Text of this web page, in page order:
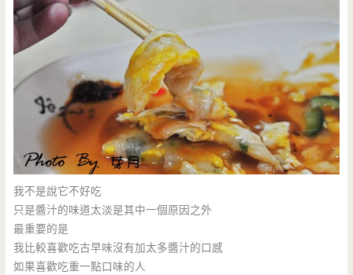
我不是說它不好吃
只是醬汁的味道太淡是其中一個原因之外
最重要的是
我比較喜歡吃古早味沒有加太多醬汁的口感
如果喜歡吃重一點口味的人